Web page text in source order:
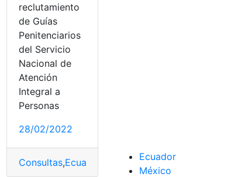
Reclutamiento
guía penitenciario,Reclutamiento ,reclutamiento en
reclutamiento
de Guías
Penitenciarios
del Servicio
Nacional de
Atención
Integral a
Personas
28/02/2022
Consultas,Ecuador guía penitenciario
Ecuador
México